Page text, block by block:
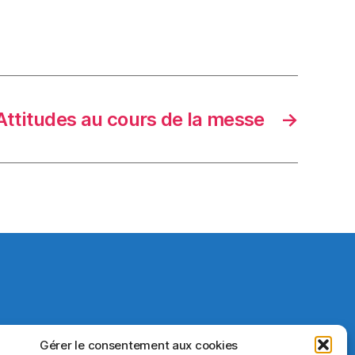
Gérer le consentement aux cookies
→
au cours de la messe